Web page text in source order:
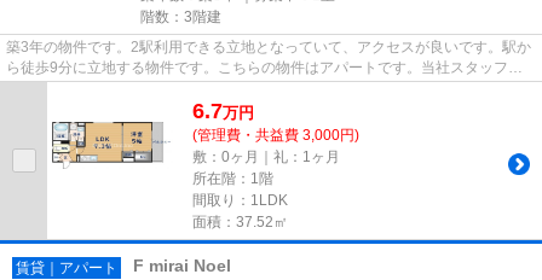
階数：3階建
築3年の物件です。2駅利用できる立地となっていて、アクセスが良いです。駅か
ら徒歩9分に立地する物件です。こちらの物件はアパートです。当社スタッフが
地域の賃貸情報をご提供いたし...
6.7万円
(管理費・共益費 3,000円)
敷：0ヶ月｜礼：1ヶ月
所在階：1階
間取り：1LDK
面積：37.52㎡
賃貸｜アパート F mirai Noel